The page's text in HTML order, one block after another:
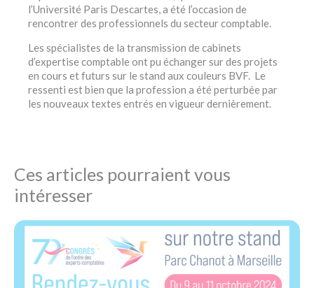
l’Université Paris Descartes, a été l’occasion de
rencontrer des professionnels du secteur comptable.
Les spécialistes de la transmission de cabinets
d’expertise comptable ont pu échanger sur des projets
en cours et futurs sur le stand aux couleurs BVF. Le
ressenti est bien que la profession a été perturbée par
les nouveaux textes entrés en vigueur dernièrement.
Ces articles pourraient vous
intéresser